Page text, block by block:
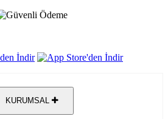
KURUMSAL